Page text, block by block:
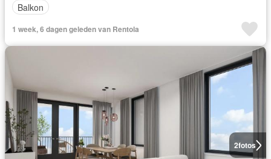
Balkon
1 week, 6 dagen geleden van Rentola
2fotos